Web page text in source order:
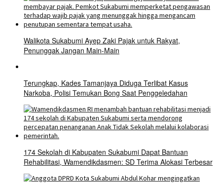
Walikota Sukabumi Ayep Zaki Pajak untuk Rakyat,
Penunggak Jangan Main-Main
Terungkap, Kades Tamanjaya Diduga Terlibat Kasus
Narkoba, Polisi Temukan Bong Saat Penggeledahan
174 Sekolah di Kabupaten Sukabumi Dapat Bantuan
Rehabilitasi, Wamendikdasmen: SD Terima Alokasi Terbesar